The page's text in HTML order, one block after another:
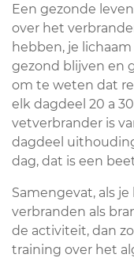
Een gezonde
over het
hebben, je
gezond blijven en
om te weten dat
elk dagdeel 20 a
vetverbrander is
dagdeel
dag, dat is een
Samengevat, als
verbranden als
de activiteit, dan
training over het